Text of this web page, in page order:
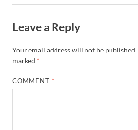
Leave a Reply
Your email address will not be published.
marked *
COMMENT *